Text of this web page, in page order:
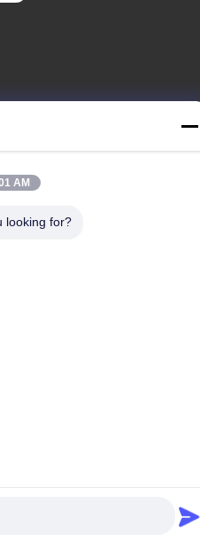
B15 จินชานคุน เมืองชิจิ เขต
AM
looking for?